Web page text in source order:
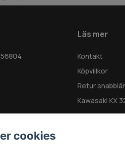
Läs mer
Kontakt
Köpvillkor
Retur
Kawasaki KX
cookies